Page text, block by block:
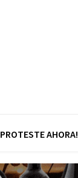
PROTESTE AHORA!